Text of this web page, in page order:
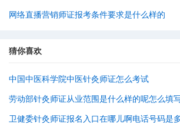
网络直播营销师证报考条件要求是什么样的
猜你喜欢
中国中医科学院中医针灸师证怎么考试
劳动部针灸师证从业范围是什么样的呢怎么填
卫健委针灸师证报名入口在哪儿啊电话号码是